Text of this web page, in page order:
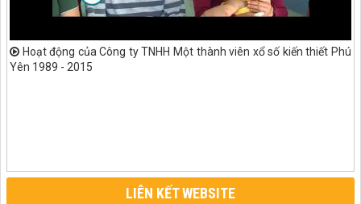
Hoạt động của Công ty TNHH Một thành viên xổ số kiến thiết Phú
Yên 1989 - 2015
LIÊN KẾT WEBSITE